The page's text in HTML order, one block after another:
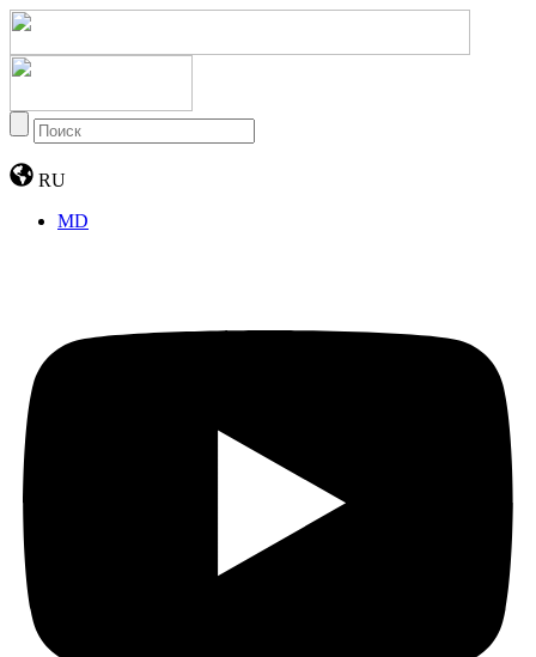
RU
MD